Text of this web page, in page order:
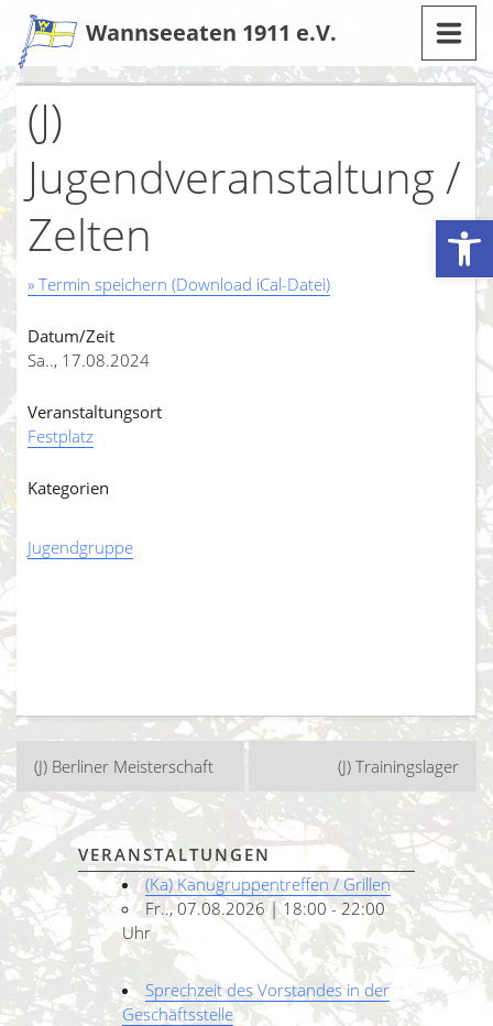
Werkzeugleiste öffnen
Zum
Inhalt
Wannseeaten 1911 e.V.
(J)
Jugendveranstaltung /
Zelten
» Termin speichern (Download iCal-Datei)
Datum/Zeit
Sa.., 17.08.2024
Veranstaltungsort
Festplatz
Kategorien
Jugendgruppe
Beitragsnavigation
(J) Berliner Meisterschaft (J) Trainingslager
VERANSTALTUNGEN
(Ka) Kanugruppentreffen / Grillen
Fr.., 07.08.2026 | 18:00 - 22:00
Uhr
Sprechzeit des Vorstandes in der
Geschäftsstelle